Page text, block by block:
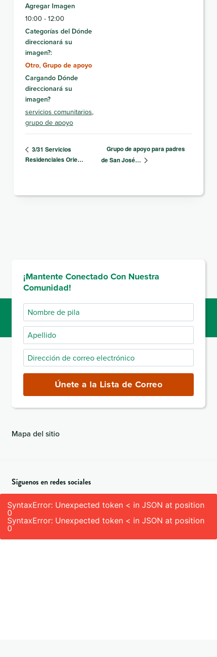
Agregar Imagen
10:00 - 12:00
Categorías del Dónde
direccionará su
imagen?:
Otro, Grupo de apoyo
Cargando Dónde
direccionará su
imagen?
servicios comunitarios,
grupo de apoyo
3/31 Servicios
Residenciales Orie…
Grupo de apoyo para padres
de San José…
¡Mantente Conectado Con Nuestra
Comunidad!
Nombre
de
pila
Apellido
Dirección
de
electrónico
(obligatorio)
Únete a la Lista de Correo
Mapa del sitio
Síguenos en redes sociales
SyntaxError: Unexpected token < in JSON at position
0
SyntaxError: Unexpected token < in JSON at position
0